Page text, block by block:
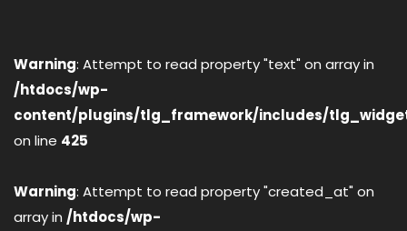
Warning: Attempt to read property "text" on array in
/htdocs/wp-
content/plugins/tlg_framework/includes/
on line 425
Warning: Attempt to read property "created_at" on
array in /htdocs/wp-